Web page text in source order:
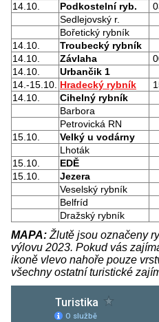
14.10.
Podkostelní ryb.
Sedlejovský r.
Bořetický rybník
14.10.
Troubecký rybník
14.10.
Závlaha
14.10.
Urbančik 1
14.-15.10. Hradecký rybník
14.10.
Cihelný rybník
Barbora
Petrovická RN
15.10.
Velký u vodárny
Lhoták
15.10.
EDĚ
15.10.
Jezera
Veselský rybník
Belfríd
Dražský rybník
MAPA: Žlutě jsou označeny
výlovu 2023. Pokud vás
ikoně vlevo nahoře pouze
všechny ostatní turistické